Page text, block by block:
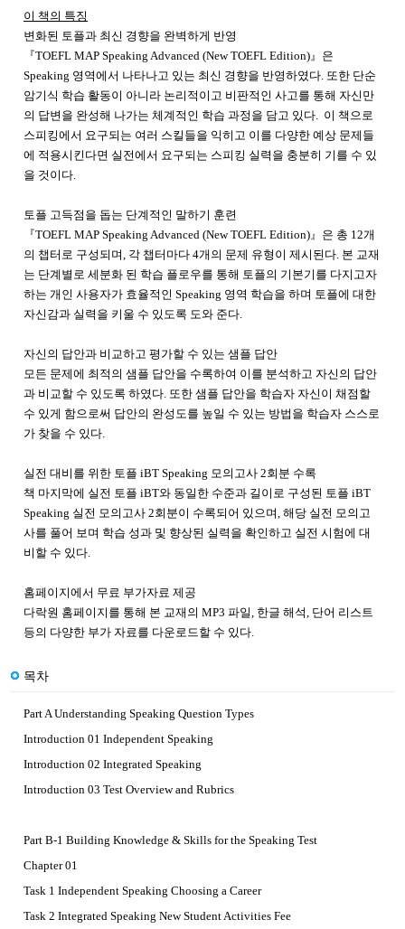
이 책의 특징
변화된 토플과 최신 경향을 완벽하게 반영
『TOEFL MAP Speaking Advanced (New TOEFL Edition)』은
Speaking 영역에서 나타나고 있는 최신 경향을 반영하였다. 또한 단순
암기식 학습 활동이 아니라 논리적이고 비판적인 사고를 통해 자신만
의 답변을 완성해 나가는 체계적인 학습 과정을 담고 있다. 이 책으로
스피킹에서 요구되는 여러 스킬들을 익히고 이를 다양한 예상 문제들
에 적용시킨다면 실전에서 요구되는 스피킹 실력을 충분히 기를 수 있
을 것이다.
토플 고득점을 돕는 단계적인 말하기 훈련
『TOEFL MAP Speaking Advanced (New TOEFL Edition)』은 총 12개
의 챕터로 구성되며, 각 챕터마다 4개의 문제 유형이 제시된다. 본 교재
는 단계별로 세분화 된 학습 플로우를 통해 토플의 기본기를 다지고자
하는 개인 사용자가 효율적인 Speaking 영역 학습을 하며 토플에 대한
자신감과 실력을 키울 수 있도록 도와 준다.
자신의 답안과 비교하고 평가할 수 있는 샘플 답안
모든 문제에 최적의 샘플 답안을 수록하여 이를 분석하고 자신의 답안
과 비교할 수 있도록 하였다. 또한 샘플 답안을 학습자 자신이 채점할
수 있게 함으로써 답안의 완성도를 높일 수 있는 방법을 학습자 스스로
가 찾을 수 있다.
실전 대비를 위한 토플 iBT Speaking 모의고사 2회분 수록
책 마지막에 실전 토플 iBT와 동일한 수준과 길이로 구성된 토플 iBT
Speaking 실전 모의고사 2회분이 수록되어 있으며, 해당 실전 모의고
사를 풀어 보며 학습 성과 및 향상된 실력을 확인하고 실전 시험에 대
비할 수 있다.
홈페이지에서 무료 부가자료 제공
다락원 홈페이지를 통해 본 교재의 MP3 파일, 한글 해석, 단어 리스트
등의 다양한 부가 자료를 다운로드할 수 있다.
목차
Part A Understanding Speaking Question Types
Introduction 01 Independent Speaking
Introduction 02 Integrated Speaking
Introduction 03 Test Overview and Rubrics
Part B-1 Building Knowledge & Skills for the Speaking Test
Chapter 01
Task 1 Independent Speaking Choosing a Career
Task 2 Integrated Speaking New Student Activities Fee